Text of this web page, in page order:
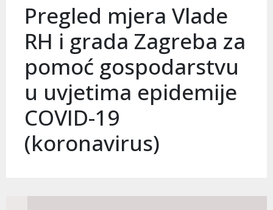
Pregled mjera Vlade
RH i grada Zagreba za
pomoć gospodarstvu
u uvjetima epidemije
COVID-19
(koronavirus)